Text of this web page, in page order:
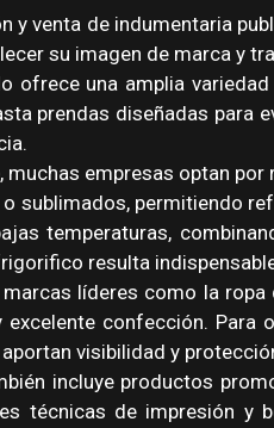
y venta de indumentaria
su imagen de marca y
ofrece una amplia
prendas diseñadas para
muchas empresas optan
sublimados, permitiendo
temperaturas,
resulta
líderes como la
excelente confección.
visibilidad y
incluye productos
técnicas de impresión y